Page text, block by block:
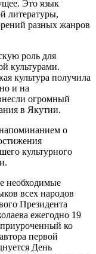
Это язык
литературы,
разных жанров
роль для
культурами.
культура получила
и на
огромный
в Якутии.
о
культурного
необходимые
всех народов
Президента
ежегодно 19
приуроченный ко
первой
День